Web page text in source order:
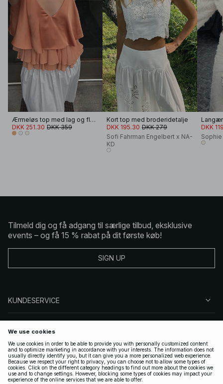
Ærmeløs top med lag og flæser
DKK 251.30 DKK 359
Kort top med broderidetalje
DKK 195.30 DKK 279
Sofi Fahrman Engelbert x NA-
KD
DKK
Sophie
Tilmeld dig og få adgang til særlige tilbud, eksklusive
events – og få 15 % rabat på dit første køb!
SIGN UP
KUNDESERVICE
FØLG OS
GYLDIGE